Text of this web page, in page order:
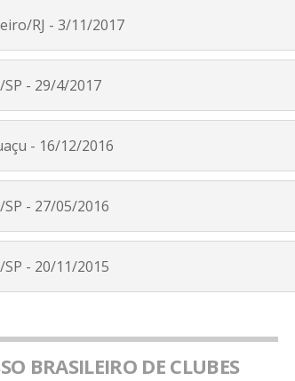
RJ - 3/11/2017
- 29/4/2017
- 16/12/2016
- 27/05/2016
- 20/11/2015
BRASILEIRO DE CLUBES